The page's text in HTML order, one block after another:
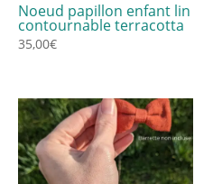
Noeud papillon enfant lin
contournable terracotta
35,00€